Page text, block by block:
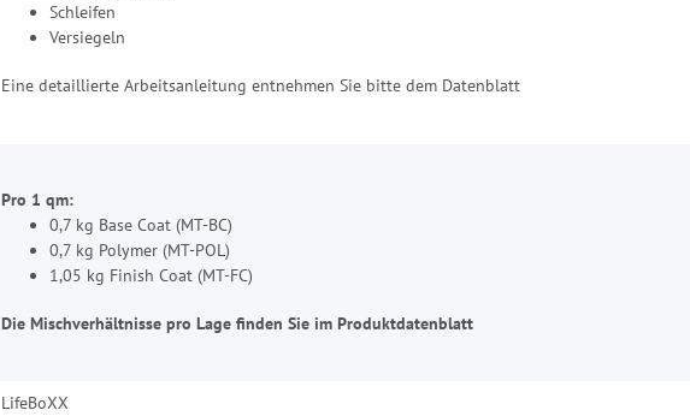
Schleifen
Versiegeln
Eine detaillierte Arbeitsanleitung entnehmen Sie bitte dem Datenblatt
Pro 1 qm:
0,7 kg Base Coat (MT-BC)
0,7 kg Polymer (MT-POL)
1,05 kg Finish Coat (MT-FC)
Die Mischverhältnisse pro Lage finden Sie im Produktdatenblatt
LifeBoXX